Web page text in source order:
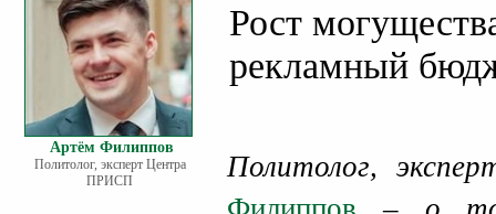
Артём Филиппов
Политолог, эксперт Центра
ПРИСП
Рост
рекламный
Политолог,